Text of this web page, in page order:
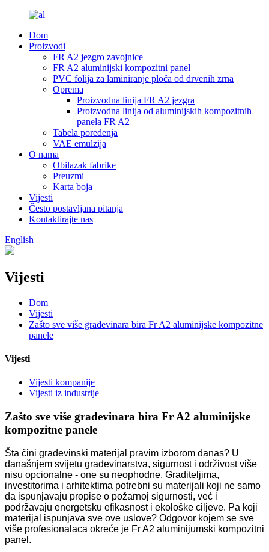
Dom
Proizvodi
FR A2 jezgro zavojnice
FR A2 aluminijski kompozitni panel
PVC folija za laminiranje ploča od drvenih zrna
Oprema
Proizvodna linija FR A2 jezgra
Proizvodna linija od aluminijskih kompozitnih
panela FR A2
Tabela poređenja
VAE emulzija
O nama
Obilazak fabrike
Preuzmi
Karta boja
Vijesti
Često postavljana pitanja
Kontaktirajte nas
English
Vijesti
Dom
Vijesti
Zašto sve više građevinara bira Fr A2 aluminijske kompozitne
panele
Vijesti
Vijesti kompanije
Vijesti iz industrije
Zašto sve više građevinara bira Fr A2 aluminijske
kompozitne panele
Šta čini građevinski materijal pravim izborom danas? U
današnjem svijetu građevinarstva, sigurnost i održivost više
nisu opcionalne - one su neophodne. Graditeljima,
investitorima i arhitektima potrebni su materijali koji ne samo
da ispunjavaju propise o požarnoj sigurnosti, već i
podržavaju energetsku efikasnost i ekološke ciljeve. Pa koji
materijal ispunjava sve ove uslove? Odgovor kojem se sve
više profesionalaca okreće je Fr A2 aluminijumski kompozitni
panel.